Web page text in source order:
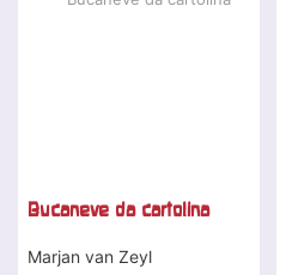
Bucaneve da cartolina
Marjan van Zeyl